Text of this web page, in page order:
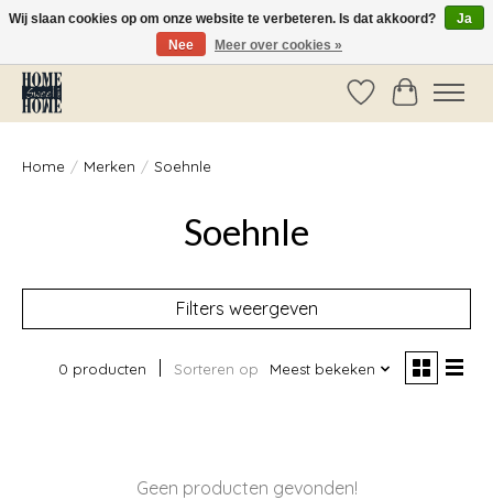
Vóór 14:00 besteld, dezelfde dag verzonden!
Verlanglijst
Home / Merken / Soehnle
Soehnle
Filters weergeven
0 producten Sorteren op Meest bekeken
Geen producten gevonden!
Wij slaan cookies op om onze website te verbeteren. Is dat akkoord?
Ja
Nee
Meer over cookies »